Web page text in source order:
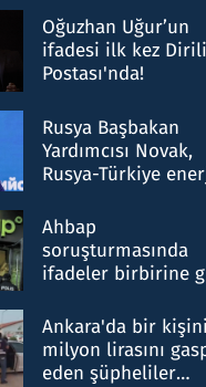
Oğuzhan Uğur’un
ifadesi ilk kez
Postası'nda!
Rusya Başbakan
Yardımcısı Novak,
Rusya-Türkiye
nitelikte olduğunu
belirtti
Ahbap
soruşturmasında
ifadeler birbirine
ifadelerinden
çıkan tablo şok
Ankara'da bir
milyon lirasını
eden şüpheliler